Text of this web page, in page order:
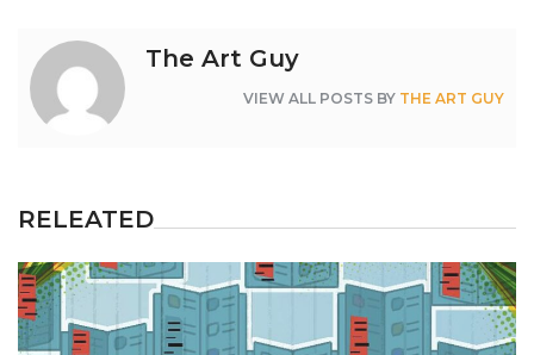
The Art Guy
VIEW ALL POSTS BY THE ART GUY
RELEATED